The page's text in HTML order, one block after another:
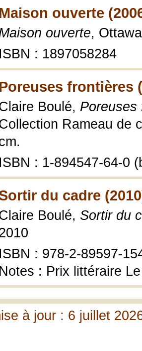
Maison ouverte
ouverte,
ISBN : 1897058284
Poreuses frontières
Boulé, Poreuses
Rameau de
ISBN : 1-894547-64-0
du cadre
Boulé, Sortir du
ISBN : 978-2-89597-
Notes : Prix littéraire
à jour : 6 juillet